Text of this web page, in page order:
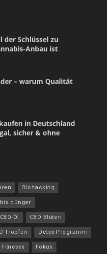
der Schlüssel zu
Anbau ist
– warum Qualität
in Deutschland
sicher & ohne
Biohacking
dünger
CBD-Öl CBD Blüten
Tropfen Detox-Programm
Fitnesss Fokus